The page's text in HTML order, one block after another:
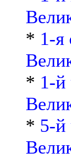
* 1-я
* 1-й
* 5-й